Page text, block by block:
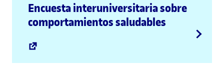
Encuesta interuniversitaria sobre
comportamientos saludables